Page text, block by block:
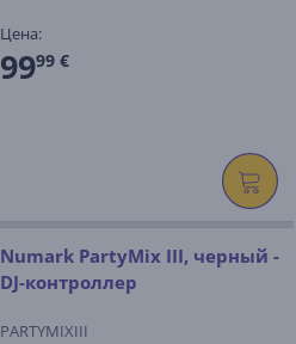
Цена:
9999 €
Numark PartyMix III, черный -
DJ-контроллер
PARTYMIXIII